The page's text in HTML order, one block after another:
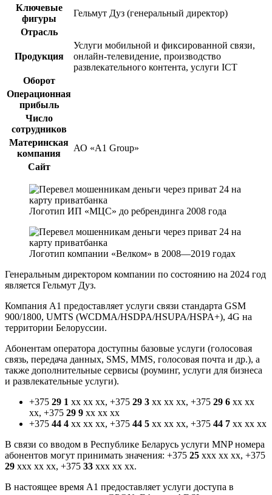
Ключевые
фигуры
Гельмут Дуз (генеральный директор)
Отрасль
Продукция
Услуги мобильной и фиксированной связи,
онлайн-телевидение, производство
развлекательного контента, услуги ICT
Оборот
Операционная
прибыль
Число
сотрудников
Материнская
компания
АО «A1 Group»
Сайт
Логотип ИП «МЦС» до ребрендинга 2008 года
Логотип компании «Велком» в 2008—2019 годах
Генеральным директором компании по состоянию на 2024 год
является Гельмут Дуз.
Компания А1 предоставляет услуги связи стандарта GSM
900/1800, UMTS (WCDMA/HSDPA/HSUPA/HSPA+), 4G на
территории Белоруссии.
Абонентам оператора доступны базовые услуги (голосовая
связь, передача данных, SMS, MMS, голосовая почта и др.), а
также дополнительные сервисы (роуминг, услуги для бизнеса
и развлекательные услуги).
+375 29 1 xx xx xx, +375 29 3 xx xx xx, +375 29 6 xx xx
xx, +375 29 9 xx xx xx
+375 44 4 xx xx xx, +375 44 5 xx xx xx, +375 44 7 xx xx xx
В связи со вводом в Республике Беларусь услуги MNPномера
абонентов могут принимать значения: +375 25 xxx xx xx, +375
29 xxx xx xx, +375 33 xxx xx xx.
В настоящее время А1 предоставляет услуги доступа в